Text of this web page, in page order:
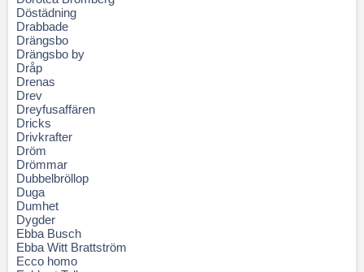
Döstädning
Drabbade
Drängsbo
Drängsbo by
Dråp
Drenas
Drev
Dreyfusaffären
Dricks
Drivkrafter
Dröm
Drömmar
Dubbelbröllop
Duga
Dumhet
Dygder
Ebba Busch
Ebba Witt Brattström
Ecco homo